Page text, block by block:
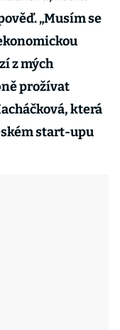
„Musím se
z mých
prožívat
která
start-upu